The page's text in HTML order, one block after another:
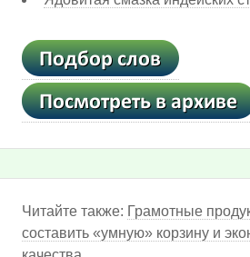
Читайте также: Грамотные
составить «умную» корзину и